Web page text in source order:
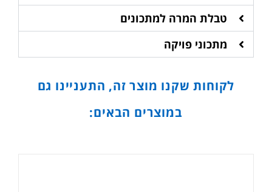
טבלת המרה למתכונים
מתכוני פויקה
לקוחות שקנו מוצר זה, התעניינו גם
במוצרים הבאים: